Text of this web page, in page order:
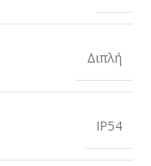
Διπλή
IP54